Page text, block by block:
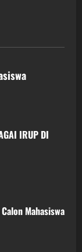
IRUP DI
Mahasiswa